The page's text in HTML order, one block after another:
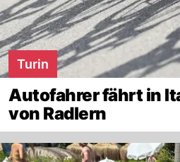
Turin
Autofahrer fährt in
von Radlern